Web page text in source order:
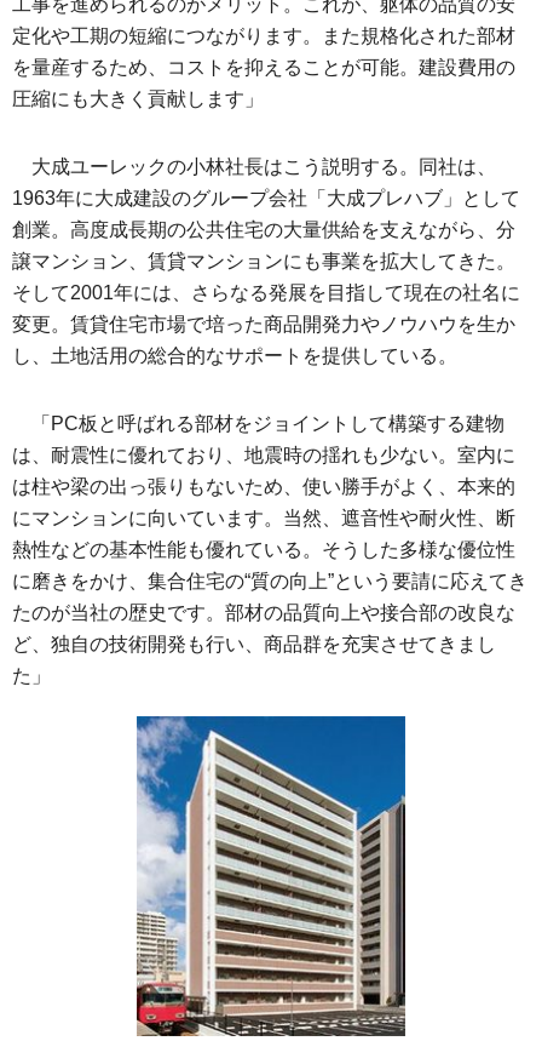
工事を進められるのがメリット。これが、躯体の品質の安
定化や工期の短縮につながります。また規格化された部材
を量産するため、コストを抑えることが可能。建設費用の
圧縮にも大きく貢献します」
大成ユーレックの小林社長はこう説明する。同社は、
1963年に大成建設のグループ会社「大成プレハブ」として
創業。高度成長期の公共住宅の大量供給を支えながら、分
譲マンション、賃貸マンションにも事業を拡大してきた。
そして2001年には、さらなる発展を目指して現在の社名に
変更。賃貸住宅市場で培った商品開発力やノウハウを生か
し、土地活用の総合的なサポートを提供している。
「PC板と呼ばれる部材をジョイントして構築する建物
は、耐震性に優れており、地震時の揺れも少ない。室内に
は柱や梁の出っ張りもないため、使い勝手がよく、本来的
にマンションに向いています。当然、遮音性や耐火性、断
熱性などの基本性能も優れている。そうした多様な優位性
に磨きをかけ、集合住宅の“質の向上”という要請に応えてき
たのが当社の歴史です。部材の品質向上や接合部の改良な
ど、独自の技術開発も行い、商品群を充実させてきまし
た」